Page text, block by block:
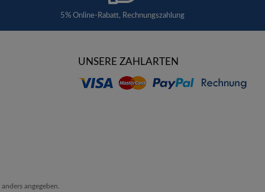
5% Online-Rabatt, Rechnungszahlung
UNSERE ZAHLARTEN
angegeben.